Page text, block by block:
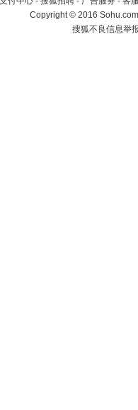
Copyright©2016
搜狐不良信息举